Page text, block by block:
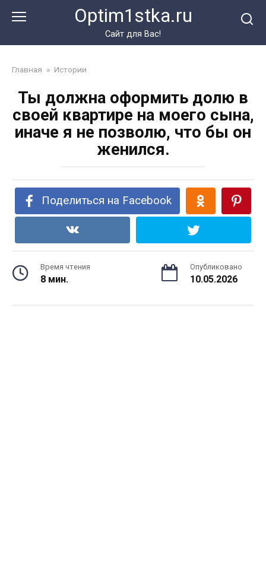
Optim1stka.ru
Сайт для Вас!
Главная » Истории
Ты должна оформить долю в
своей квартире на моего сына,
иначе я не позволю, что бы он
женился.
Поделиться на Facebook
Время чтения
8 мин.
Опубликовано
10.05.2026